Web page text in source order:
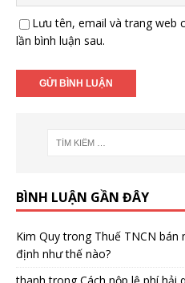
Lưu tên, email và trang web
lần bình luận sau.
BÌNH LUẬN GẦN ĐÂY
Kim Quytrong Thuế TNCN bán
định như thế nào?